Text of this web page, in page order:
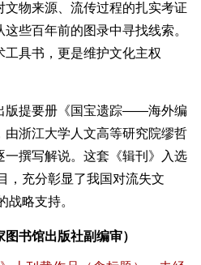
物来源、流传过程的扎实考证
些百年前的图录中寻找线索。
工具书，更是维护文化主权
提要册《国宝遗踪——海外编
浙江大学人文高等研究院缪哲
撰写解说。这套《辑刊》入选
，充分彰显了我国对流失文
战略支持。
图书馆出版社副编审）